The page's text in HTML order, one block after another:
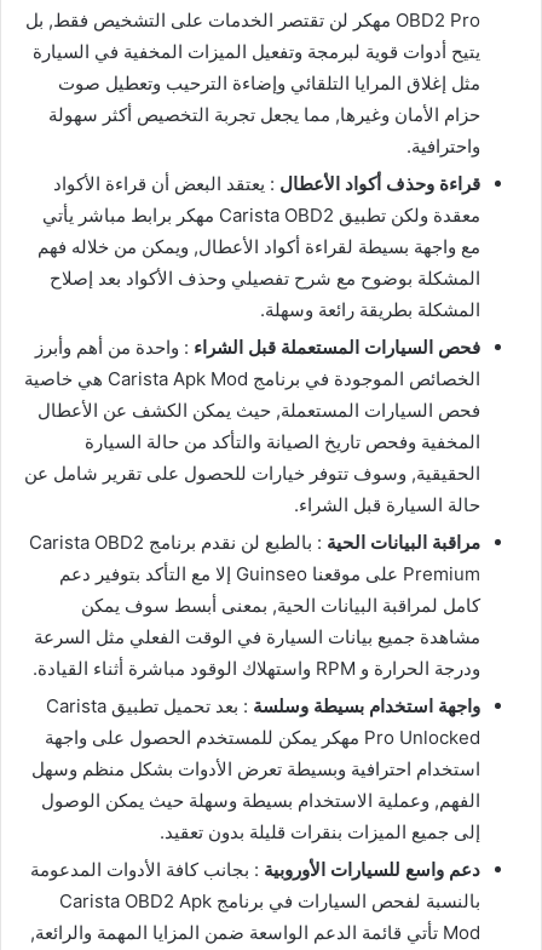
OBD2 Pro مهكر لن تقتصر الخدمات على التشخيص فقط, بل
يتيح أدوات قوية لبرمجة وتفعيل الميزات المخفية في السيارة
مثل إغلاق المرايا التلقائي وإضاءة الترحيب وتعطيل صوت
حزام الأمان وغيرها, مما يجعل تجربة التخصيص أكثر سهولة
واحترافية.
قراءة وحذف أكواد الأعطال : يعتقد البعض أن قراءة الأكواد
معقدة ولكن تطبيق Carista OBD2 مهكر برابط مباشر يأتي
مع واجهة بسيطة لقراءة أكواد الأعطال, ويمكن من خلاله فهم
المشكلة بوضوح مع شرح تفصيلي وحذف الأكواد بعد إصلاح
المشكلة بطريقة رائعة وسهلة.
فحص السيارات المستعملة قبل الشراء : واحدة من أهم وأبرز
الخصائص الموجودة في برنامج Carista Apk Mod هي خاصية
فحص السيارات المستعملة, حيث يمكن الكشف عن الأعطال
المخفية وفحص تاريخ الصيانة والتأكد من حالة السيارة
الحقيقية, وسوف تتوفر خيارات للحصول على تقرير شامل عن
حالة السيارة قبل الشراء.
مراقبة البيانات الحية
: بالطبع لن نقدم برنامج Carista OBD2
Premium على موقعنا Guinseo إلا مع التأكد بتوفير دعم
كامل لمراقبة البيانات الحية, بمعنى أبسط سوف يمكن
مشاهدة جميع بيانات السيارة في الوقت الفعلي مثل السرعة
ودرجة الحرارة و RPM واستهلاك الوقود مباشرة أثناء القيادة.
واجهة استخدام بسيطة وسلسة
: بعد تحميل تطبيق Carista
Pro Unlocked مهكر يمكن للمستخدم الحصول على واجهة
استخدام احترافية وبسيطة تعرض الأدوات بشكل منظم وسهل
الفهم, وعملية الاستخدام بسيطة وسهلة حيث يمكن الوصول
إلى جميع الميزات بنقرات قليلة بدون تعقيد.
دعم واسع للسيارات الأوروبية : بجانب كافة الأدوات المدعومة
بالنسبة لفحص السيارات في برنامج Carista OBD2 Apk
Mod تأتي قائمة الدعم الواسعة ضمن المزايا المهمة والرائعة,